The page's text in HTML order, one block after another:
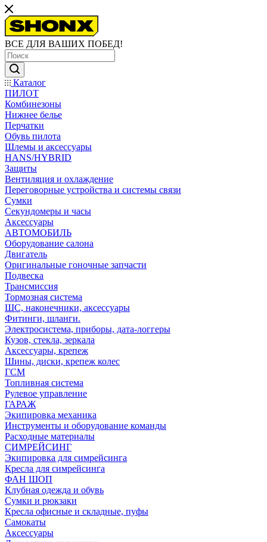
ВСЕ ДЛЯ ВАШИХ ПОБЕД!
Каталог
ПИЛОТ
Комбинезоны
Нижнее белье
Перчатки
Обувь пилота
Шлемы и аксессуары
HANS/HYBRID
Защиты
Вентиляция и охлаждение
Переговорные устройства и системы связи
Сумки
Секундомеры и часы
Аксессуары
АВТОМОБИЛЬ
Оборудование салона
Двигатель
Оригинальные гоночные запчасти
Подвеска
Трансмиссия
Тормозная система
ШС, наконечники, аксессуары
Фитинги, шланги.
Электросистема, приборы, дата-логгеры
Кузов, стекла, зеркала
Аксессуары, крепеж
Шины, диски, крепеж колес
ГСМ
Топливная система
Рулевое управление
ГАРАЖ
Экипировка механика
Инструменты и оборудование команды
Расходные материалы
СИМРЕЙСИНГ
Экипировка для симрейсинга
Кресла для симрейсинга
ФАН ШОП
Клубная одежда и обувь
Сумки и рюкзаки
Кресла офисные и складные, пуфы
Самокаты
Аксессуары